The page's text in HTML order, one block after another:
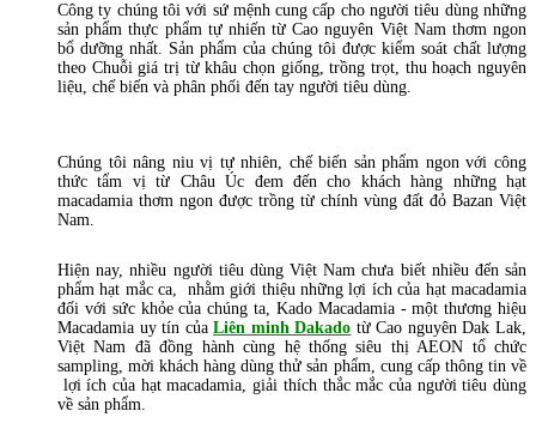
Công ty chúng tôi với sứ mệnh cung cấp cho người tiêu dùng những
sản phẩm thực phẩm tự nhiếntừ Cao nguyên Việt Namthơm ngon
bổ dưỡng nhất. Sản phẩm của chúng tôi được kiểm soát chất lượng
theo Chuỗi giá trị từ khâu chọn giống, trồng trọt, thu hoạch nguyên
liệu, chế biến và phân phối đến tay người tiêu dùng.
Chúng tôi nâng niu vị tự nhiên, chế biến sản phẩm ngon với công
thức tẩm vị từ Châu Úc đem đến cho khách hàng những hạt
macadamia thơm ngon được trồng từ chính vùng đất đỏ Bazan Việt
Nam.
Hiện nay, nhiều người tiêu dùng Việt Nam chưa biết nhiều đến sản
phẩm hạt mắc ca, nhằm giới thiệu những lợi ích của hạt macadamia
đối với sức khỏe của chúng ta, Kado Macadamia - một thương hiệu
Macadamia uy tín củaLiên minh Dakado từ Cao nguyên Dak Lak,
Việt Nam đã đồng hành cùng hệ thống siêu thị AEON tổ chức
sampling, mời khách hàng dùng thử sản phẩm, cung cấp thông tin về
lợi ích của hạt macadamia, giải thích thắc mắc của người tiêu dùng
về sản phẩm.